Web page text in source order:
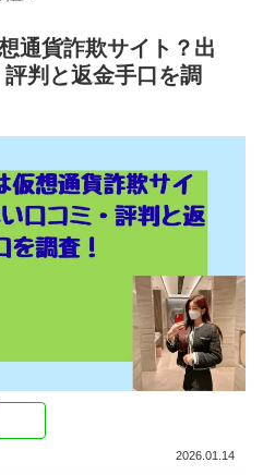
通貨詐欺サイト？出
判と返金手口を調
2026.01.14